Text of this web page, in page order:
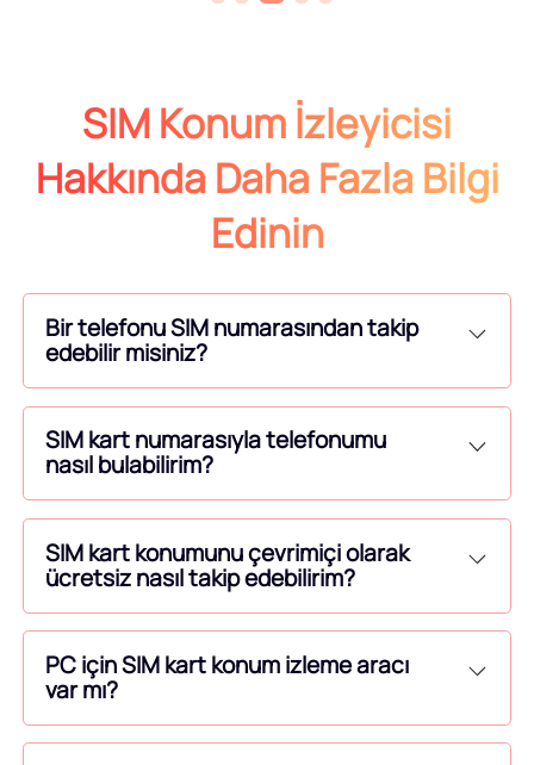
SIM Konum İzleyicisi
Hakkında Daha Fazla Bilgi
Edinin
Bir telefonu SIM numarasından takip
edebilir misiniz?
SIM kart numarasıyla telefonumu
nasıl bulabilirim?
SIM kart konumunu çevrimiçi olarak
ücretsiz nasıl takip edebilirim?
PC için SIM kart konum izleme aracı
var mı?